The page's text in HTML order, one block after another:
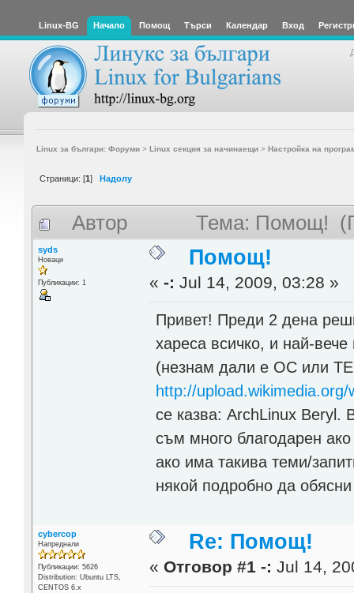
Linux-BG Начало Помощ Търси Календар Вход
Linux за българи: Форуми> Linux секция за начинаещи> Настройка на
Страници: [1] Надолу
Автор Тема: Помощ!
syds
Новаци
Публикации: 1
Помощ!
«-: Jul 14, 2009, 03:28 »
Привет! Преди 2 дена
хареса всичко, и най-
(незнам дали е ОС или
http://
се казва: ArchLinux Beryl.
съм много благодарен
ако има такива теми/
някой подробно да
cybercop
Напреднали
Публикации: 5626
Distribution: Ubuntu LTS,
CENTOS 6.x
Re: Помощ!
« Отговор #1 -: Jul 14,